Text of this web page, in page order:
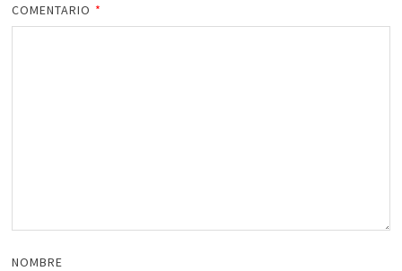
COMENTARIO *
NOMBRE